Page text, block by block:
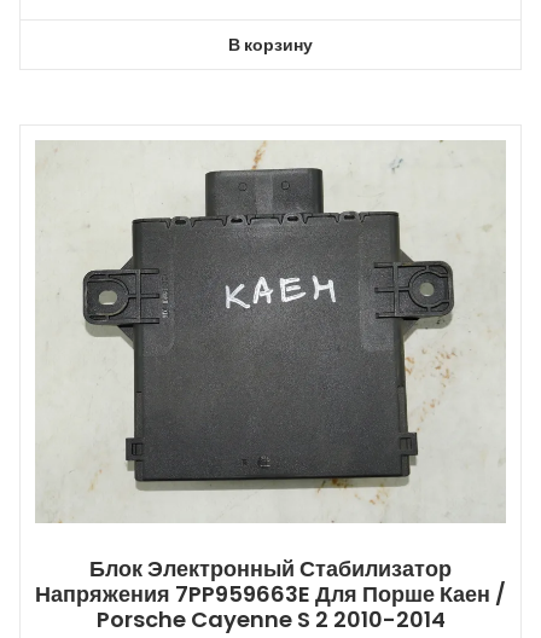
В корзину
Блок Электронный Стабилизатор
Напряжения 7PP959663E Для Порше Каен /
Porsche Cayenne S 2 2010-2014